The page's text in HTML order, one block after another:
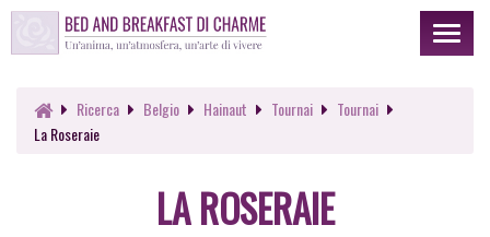
Toggle
Ricerca Belgio Hainaut Tournai
Tournai
La Roseraie
LA ROSERAIE